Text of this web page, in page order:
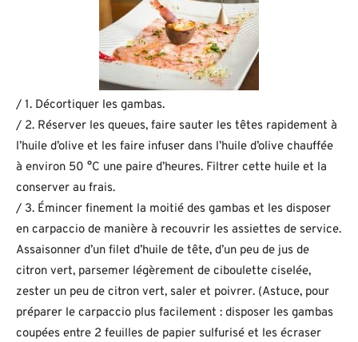
/ 1. Décortiquer les gambas.
/ 2. Réserver les queues, faire sauter les têtes rapidement à
l’huile d’olive et les faire infuser dans l’huile d’olive chauffée
à environ 50 °C une paire d’heures. Filtrer cette huile et la
conserver au frais.
/ 3. Émincer finement la moitié des gambas et les disposer
en carpaccio de manière à recouvrir les assiettes de service.
Assaisonner d’un filet d’huile de tête, d’un peu de jus de
citron vert, parsemer légèrement de ciboulette ciselée,
zester un peu de citron vert, saler et poivrer. (Astuce, pour
préparer le carpaccio plus facilement : disposer les gambas
coupées entre 2 feuilles de papier sulfurisé et les écraser